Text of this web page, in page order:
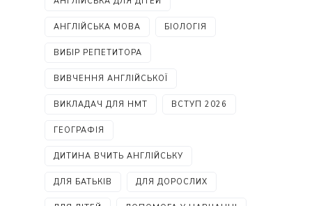
АНГЛІЙСЬКА МОВА БІОЛОГІЯ
ВИБІР РЕПЕТИТОРА
ВИВЧЕННЯ АНГЛІЙСЬКОЇ
ВИКЛАДАЧ ДЛЯ НМТ ВСТУП 2026
ГЕОГРАФІЯ
ДИТИНА ВЧИТЬ АНГЛІЙСЬКУ
ДЛЯ БАТЬКІВ ДЛЯ ДОРОСЛИХ